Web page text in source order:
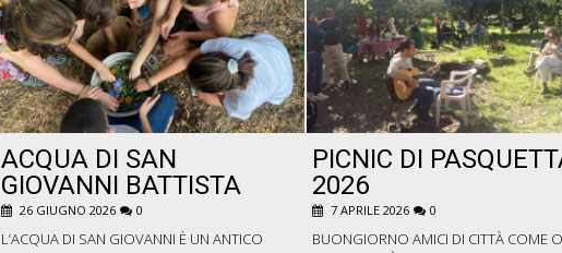
ACQUA DI SAN
GIOVANNI BATTISTA
26 GIUGNO 2026 0
L’ACQUA DI SAN GIOVANNI È UN ANTICO
PICNIC DI
2026
7 APRILE 2026 0
BUONGIORNO AMICI DI CITTÀ COME